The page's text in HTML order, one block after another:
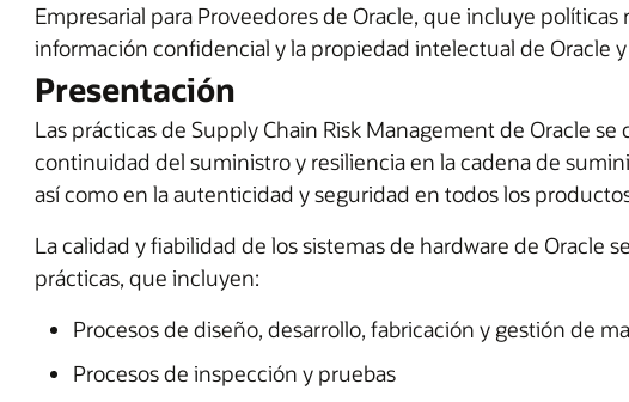
Empresarial para Proveedores de Oracle, que incluye
información confidencial y la propiedad intelectual de Oracle
Presentación
Las prácticas de Supply Chain Risk Management de Oracle
continuidad del suministro y resiliencia en la cadena de
así como en la autenticidad y seguridad en todos los
La calidad y fiabilidad de los sistemas de hardware de Oracle
prácticas, que incluyen:
Procesos de diseño, desarrollo, fabricación y gestión de
Procesos de inspección y pruebas